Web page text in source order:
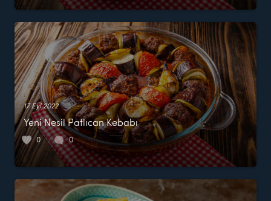
17 Eyl 2022
Yeni Nesil Patlıcan Kebabı
0 0